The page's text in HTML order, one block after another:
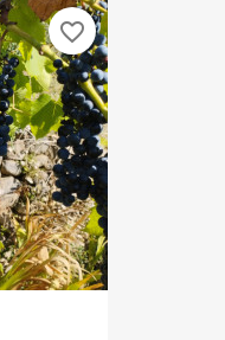
favorite_border